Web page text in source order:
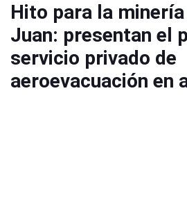
Hito para la minería
Juan: presentan el
servicio privado de
aeroevacuación en